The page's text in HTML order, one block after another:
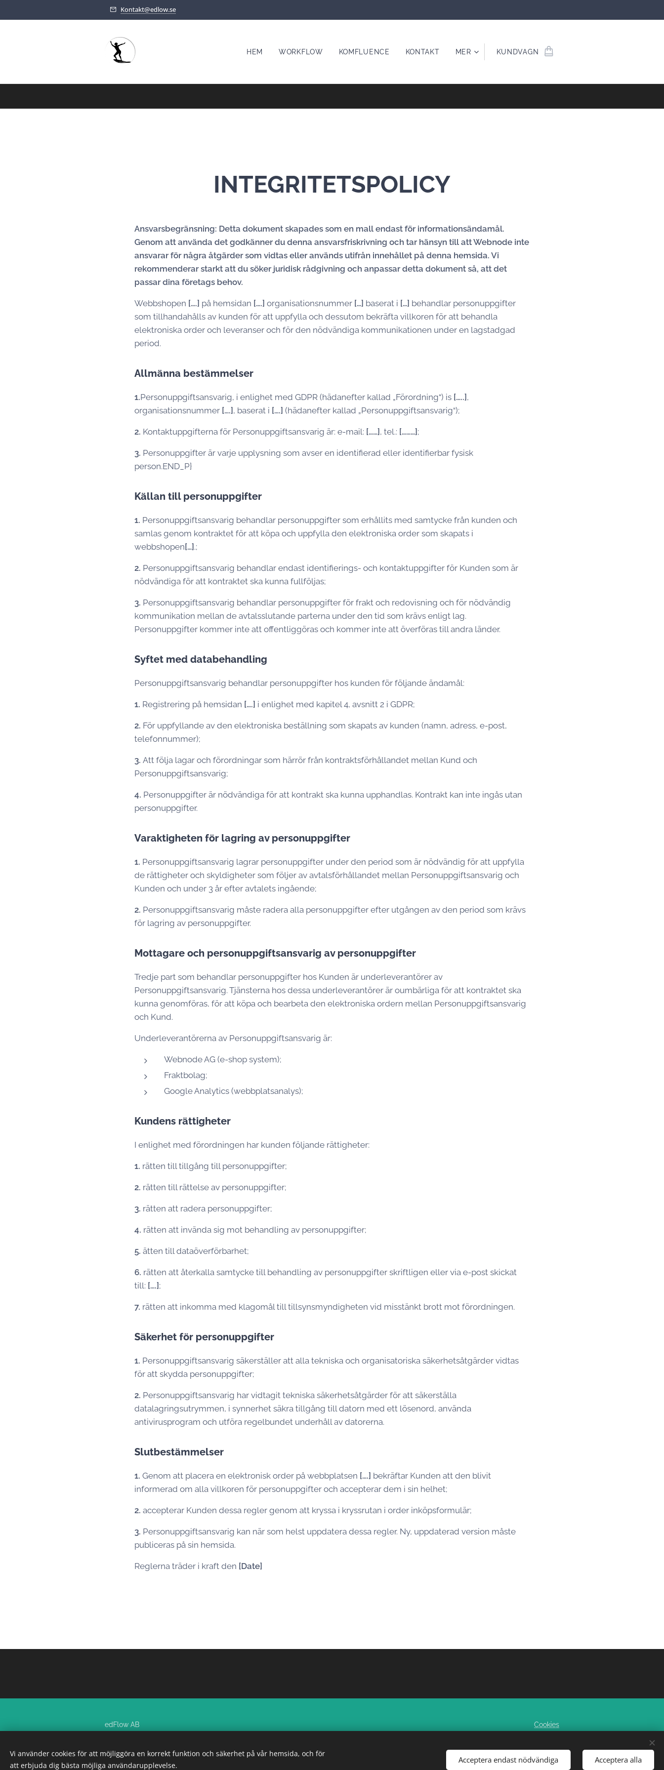
Kontakt@edlow.se
HEM WORKFLOW KOMFLUENCE KONTAKT MER KUNDVAGN
INTEGRITETSPOLICY
Ansvarsbegränsning: Detta dokument skapades som en mall endast för informationsändamål.
Genom att använda det godkänner du denna ansvarsfriskrivning och tar hänsyn till att Webnode inte
ansvarar för några åtgärder som vidtas eller används utifrån innehållet på denna hemsida. Vi
rekommenderar starkt att du söker juridisk rådgivning och anpassar detta dokument så, att det
passar dina företags behov.
Webbshopen [….] på hemsidan [….] organisationsnummer […] baserat i […] behandlar personuppgifter
som tillhandahålls av kunden för att uppfylla och dessutom bekräfta villkoren för att behandla
elektroniska order och leveranser och för den nödvändiga kommunikationen under en lagstadgad
period.
Allmänna bestämmelser
1.Personuppgiftsansvarig, i enlighet med GDPR (hädanefter kallad „Förordning“) is […..] ,
organisationsnummer [….] , baserat i [….] (hädanefter kallad „Personuppgiftsansvarig“);
2. Kontaktuppgifterna för Personuppgiftsansvarig är: e-mail: [……] , tel.: [………] ;
3. Personuppgifter är varje upplysning som avser en identifierad eller identifierbar fysisk
person.END_P}
Källan till personuppgifter
1. Personuppgiftsansvarig behandlar personuppgifter som erhållits med samtycke från kunden och
samlas genom kontraktet för att köpa och uppfylla den elektroniska order som skapats i
webbshopen […] .;
2. Personuppgiftsansvarig behandlar endast identifierings- och kontaktuppgifter för Kunden som är
nödvändiga för att kontraktet ska kunna fullföljas;
3. Personuppgiftsansvarig behandlar personuppgifter för frakt och redovisning och för nödvändig
kommunikation mellan de avtalsslutande parterna under den tid som krävs enligt lag.
Personuppgifter kommer inte att offentliggöras och kommer inte att överföras till andra länder.
Syftet med databehandling
Personuppgiftsansvarig behandlar personuppgifter hos kunden för följande ändamål:
1. Registrering på hemsidan [….] i enlighet med kapitel 4, avsnitt 2 i GDPR;
2. För uppfyllande av den elektroniska beställning som skapats av kunden (namn, adress, e-post,
telefonnummer);
3. Att följa lagar och förordningar som härrör från kontraktsförhållandet mellan Kund och
Personuppgiftsansvarig;
4. Personuppgifter är nödvändiga för att kontrakt ska kunna upphandlas. Kontrakt kan inte ingås utan
personuppgifter.
Varaktigheten för lagring av personuppgifter
1. Personuppgiftsansvarig lagrar personuppgifter under den period som är nödvändig för att uppfylla
de rättigheter och skyldigheter som följer av avtalsförhållandet mellan Personuppgiftsansvarig och
Kunden och under 3 år efter avtalets ingående;
2. Personuppgiftsansvarig måste radera alla personuppgifter efter utgången av den period som krävs
för lagring av personuppgifter.
Mottagare och personuppgiftsansvarig av personuppgifter
Tredje part som behandlar personuppgifter hos Kunden är underleverantörer av
Personuppgiftsansvarig. Tjänsterna hos dessa underleverantörer är oumbärliga för att kontraktet ska
kunna genomföras, för att köpa och bearbeta den elektroniska ordern mellan Personuppgiftsansvarig
och Kund.
Underleverantörerna av Personuppgiftsansvarig är:
Webnode AG (e-shop system);
Fraktbolag;
Google Analytics (webbplatsanalys);
Kundens rättigheter
I enlighet med förordningen har kunden följande rättigheter:
1. rätten till tillgång till personuppgifter;
2. rätten till rättelse av personuppgifter;
3. rätten att radera personuppgifter;
4. rätten att invända sig mot behandling av personuppgifter;
5. ätten till dataöverförbarhet;
6. rätten att återkalla samtycke till behandling av personuppgifter skriftligen eller via e-post skickat
till: [….] ;
7. rätten att inkomma med klagomål till tillsynsmyndigheten vid misstänkt brott mot förordningen.
Säkerhet för personuppgifter
1. Personuppgiftsansvarig säkerställer att alla tekniska och organisatoriska säkerhetsåtgärder vidtas
för att skydda personuppgifter;
2. Personuppgiftsansvarig har vidtagit tekniska säkerhetsåtgärder för att säkerställa
datalagringsutrymmen, i synnerhet säkra tillgång till datorn med ett lösenord, använda
antivirusprogram och utföra regelbundet underhåll av datorerna.
Slutbestämmelser
1. Genom att placera en elektronisk order på webbplatsen [….] bekräftar Kunden att den blivit
informerad om alla villkoren för personuppgifter och accepterar dem i sin helhet;
2. accepterar Kunden dessa regler genom att kryssa i kryssrutan i order inköpsformulär;
3. Personuppgiftsansvarig kan när som helst uppdatera dessa regler. Ny, uppdaterad version måste
publiceras på sin hemsida.
Reglerna träder i kraft den [Date]
edFlow AB
Cookies
Vi använder cookies för att möjliggöra en korrekt funktion och säkerhet på vår hemsida, och för
att erbjuda dig bästa möjliga användarupplevelse.
Acceptera endast nödvändiga Acceptera alla